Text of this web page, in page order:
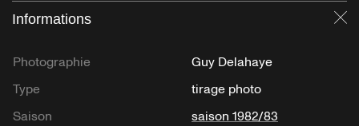
Informations
Photographie
Guy Delahaye
Type
tirage photo
Saison
saison 1982/83